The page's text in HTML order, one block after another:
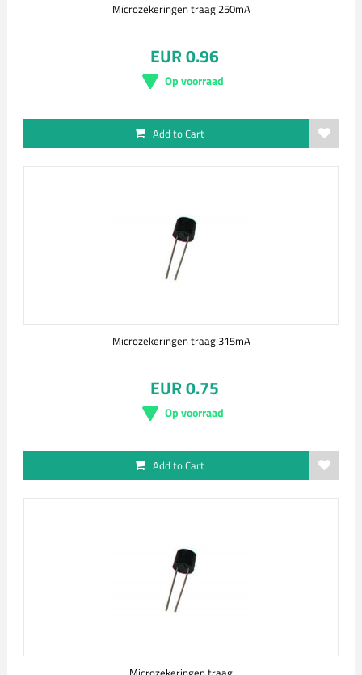
Microzekeringen traag 250mA
EUR 0.96
Op voorraad
Add to Cart
Microzekeringen traag 315mA
EUR 0.75
Op voorraad
Add to Cart